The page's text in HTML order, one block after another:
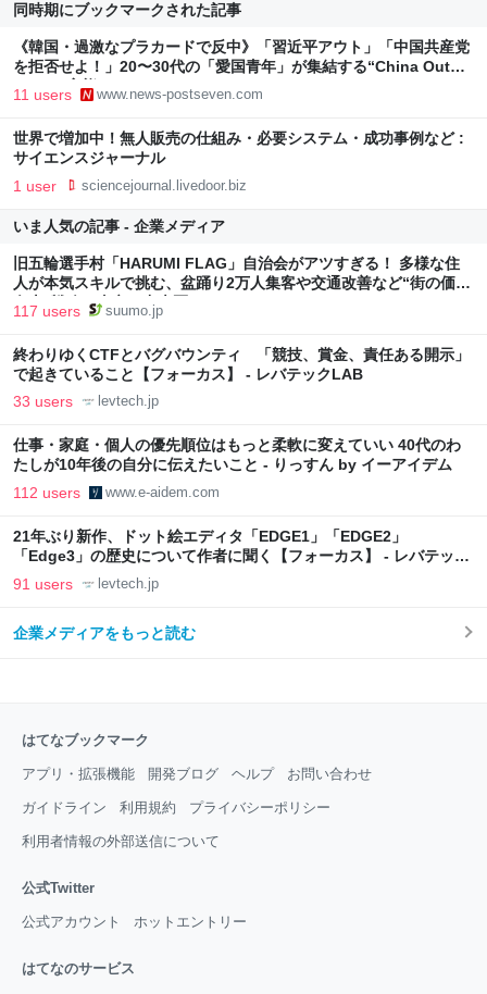
同時期にブックマークされた記事
《韓国・過激なプラカードで反中》「習近平アウト」「中国共産党
を拒否せよ！」20〜30代の「愛国青年」が集結する“China Out！
デモ”の実態
11 users www.news-postseven.com
世界で増加中！無人販売の仕組み・必要システム・成功事例など :
サイエンスジャーナル
1 user sciencejournal.livedoor.biz
いま人気の記事 - 企業メディア
旧五輪選手村「HARUMI FLAG」自治会がアツすぎる！ 多様な住
人が本気スキルで挑む、盆踊り2万人集客や交通改善など“街の価値
向上”戦略 東京・中央区
117 users suumo.jp
終わりゆくCTFとバグバウンティ 「競技、賞金、責任ある開示」
で起きていること【フォーカス】 - レバテックLAB
33 users levtech.jp
仕事・家庭・個人の優先順位はもっと柔軟に変えていい 40代のわ
たしが10年後の自分に伝えたいこと - りっすん by イーアイデム
112 users www.e-aidem.com
21年ぶり新作、ドット絵エディタ「EDGE1」「EDGE2」
「Edge3」の歴史について作者に聞く【フォーカス】 - レバテック
LAB
91 users levtech.jp
企業メディアをもっと読む
はてなブックマーク
アプリ・拡張機能 開発ブログ ヘルプ お問い合わせ
ガイドライン 利用規約 プライバシーポリシー
利用者情報の外部送信について
公式Twitter
公式アカウント ホットエントリー
はてなのサービス